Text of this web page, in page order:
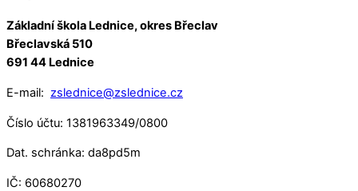
Základní škola Lednice, okres Břeclav
Břeclavská 510
691 44 Lednice
E-mail: zslednice@zslednice.cz
Číslo účtu: 1381963349/0800
Dat. schránka: da8pd5m
IČ: 60680270